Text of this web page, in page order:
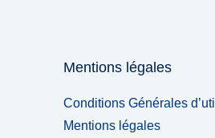
Mentions légales
Conditions Générales
Mentions légales